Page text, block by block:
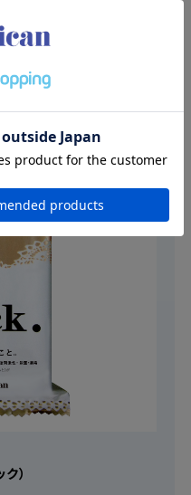
のためのブランドです。
）